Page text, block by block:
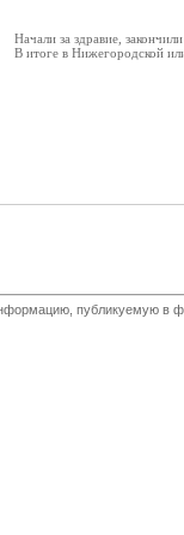
Начали за здравие,
В итоге в Нижегородской
публикуемую